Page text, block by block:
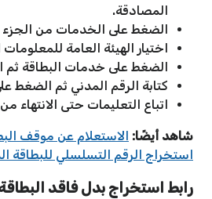
المصادقة.
الضغط على الخدمات من الجزء
اختيار الهيئة العامة للمعلومات
الضغط على خدمات البطاقة ثم
كتابة الرقم المدني ثم الضغط
اتباع التعليمات حتى الانتهاء
شاهد أيضًا: الاستعلام عن موقف
استخراج الرقم التسلسلي للبطاقة
رابط استخراج بدل فاقد